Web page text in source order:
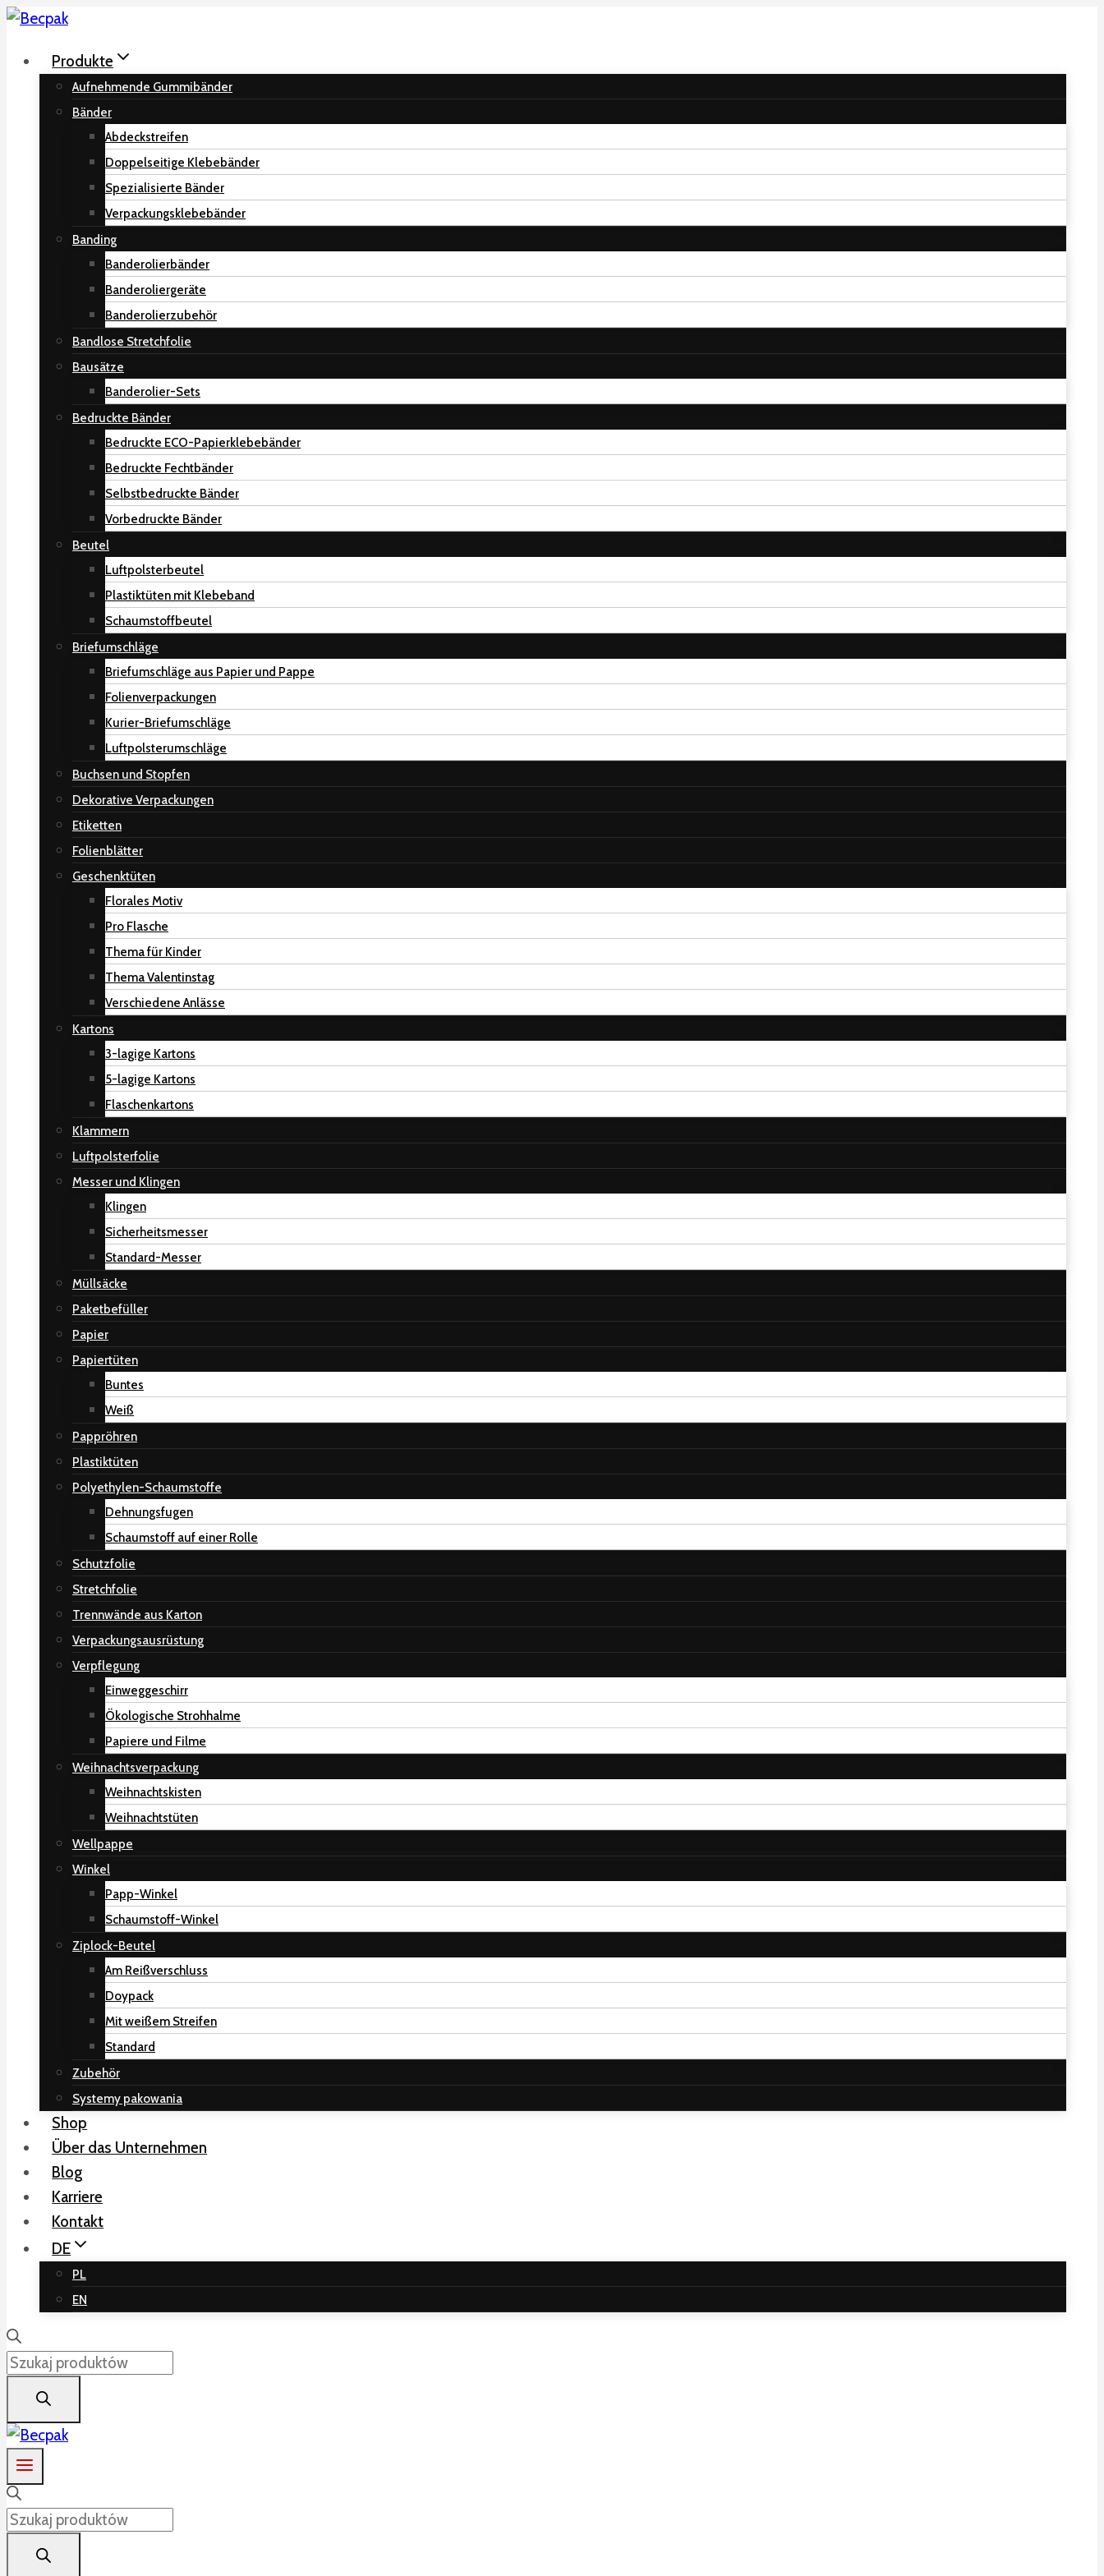
Zum
springenProdukte
Aufnehmende Gummibänder
Bänder
Abdeckstreifen
Doppelseitige Klebebänder
Spezialisierte Bänder
Verpackungsklebebänder
Banding
Banderolierbänder
Banderoliergeräte
Banderolierzubehör
Bandlose Stretchfolie
Bausätze
Banderolier-Sets
Bedruckte Bänder
Bedruckte ECO-Papierklebebänder
Bedruckte Fechtbänder
Selbstbedruckte Bänder
Vorbedruckte Bänder
Beutel
Luftpolsterbeutel
Plastiktüten mit Klebeband
Schaumstoffbeutel
Briefumschläge
Briefumschläge aus Papier und Pappe
Folienverpackungen
Kurier-Briefumschläge
Luftpolsterumschläge
Buchsen und Stopfen
Dekorative Verpackungen
Etiketten
Folienblätter
Geschenktüten
Florales Motiv
Pro Flasche
Thema für Kinder
Thema Valentinstag
Verschiedene Anlässe
Kartons
3-lagige Kartons
5-lagige Kartons
Flaschenkartons
Klammern
Luftpolsterfolie
Messer und Klingen
Klingen
Sicherheitsmesser
Standard-Messer
Müllsäcke
Paketbefüller
Papier
Papiertüten
Buntes
Weiß
Pappröhren
Plastiktüten
Polyethylen-Schaumstoffe
Dehnungsfugen
Schaumstoff auf einer Rolle
Schutzfolie
Stretchfolie
Trennwände aus Karton
Verpackungsausrüstung
Verpflegung
Einweggeschirr
Ökologische Strohhalme
Papiere und Filme
Weihnachtsverpackung
Weihnachtskisten
Weihnachtstüten
Wellpappe
Winkel
Papp-Winkel
Schaumstoff-Winkel
Ziplock-Beutel
Am Reißverschluss
Doypack
Mit weißem Streifen
Standard
Zubehör
Systemy pakowania
Shop
Über das Unternehmen
Blog
Karriere
Kontakt
DE
PL
EN
Products
search
Products
search